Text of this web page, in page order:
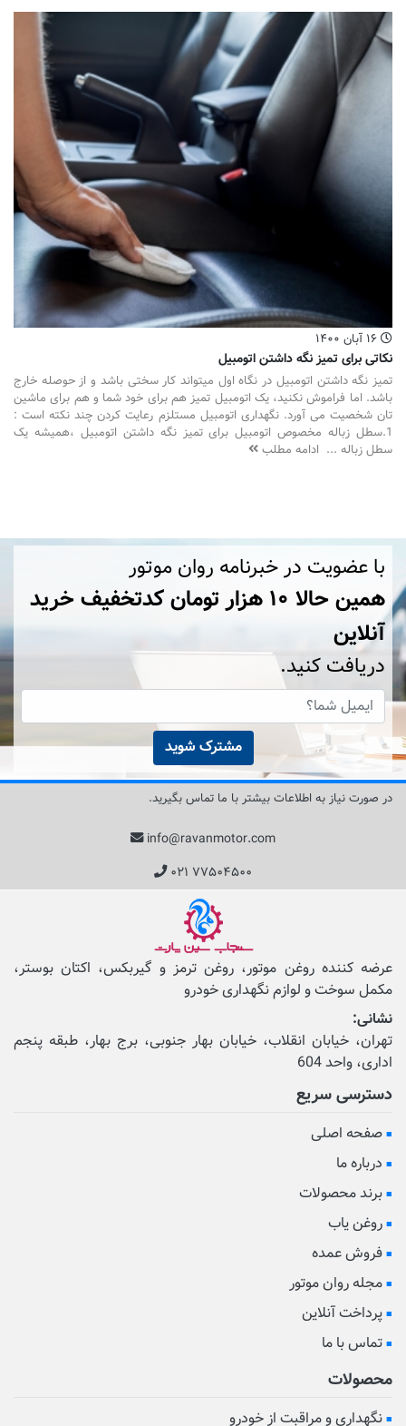
نکاتی برای تمیز نگه داشتن اتومبیل
تمیز نگه داشتن اتومبیل در نگاه اول میتواند کار سختی باشد و از حوصله خارج
باشد. اما فراموش نکنید، یک اتومبیل تمیز هم برای خود شما و هم برای ماشین
تان شخصیت می آورد. نگهداری اتومبیل مستلزم رعایت کردن چند نکته است :
1.سطل زباله مخصوص اتومبیل برای تمیز نگه داشتن اتومبیل ،همیشه یک
سطل زباله ... ادامه مطلب
با عضویت در خبرنامه روان موتور
همین حالا ۱۰ هزار تومان کد‌تخفیف خرید
آنلاین
دریافت کنید.
مشترک شوید
در صورت نیاز به اطلاعات بیشتر با ما تماس بگیرید.
info@ravanmotor.com
۰۲۱ ۷۷۵۰۴۵۰۰
عرضه کننده روغن موتور، روغن ترمز و گیربکس، اکتان بوستر،
مکمل‌ سوخت و لوازم نگهداری خودرو
نشانی:
تهران، خیابان انقلاب، خیابان بهار جنوبی، برج بهار، طبقه پنجم
اداری، واحد 604
دسترسی سریع
صفحه اصلی
درباره ما
برند محصولات
روغن یاب
فروش عمده
مجله روان موتور
پرداخت آنلاین
تماس با ما
محصولات
نگهداری و مراقبت از خودرو